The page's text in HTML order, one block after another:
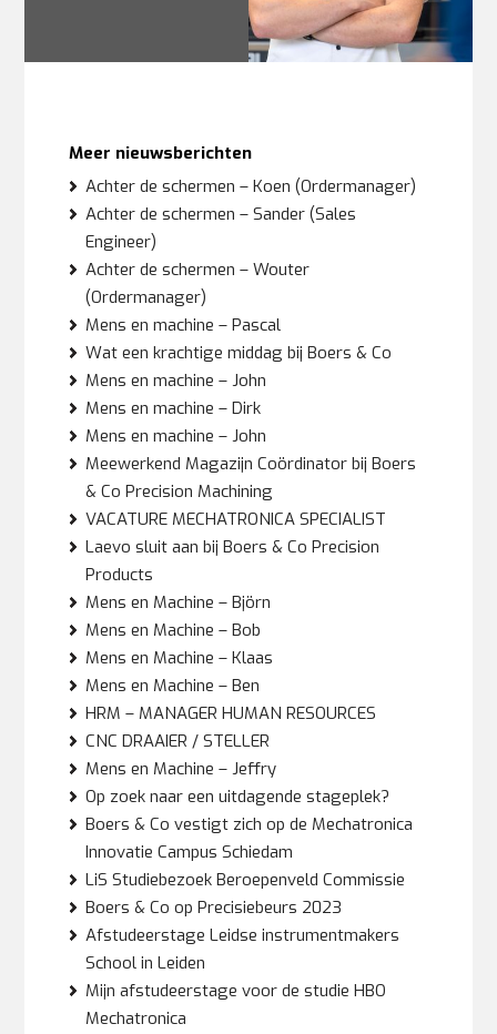
Meer nieuwsberichten
Achter de schermen – Koen (Ordermanager)
Achter de schermen – Sander (Sales
Engineer)
Achter de schermen – Wouter
(Ordermanager)
Mens en machine – Pascal
Wat een krachtige middag bij Boers & Co
Mens en machine – John
Mens en machine – Dirk
Mens en machine – John
Meewerkend Magazijn Coördinator bij Boers
& Co Precision Machining
VACATURE MECHATRONICA SPECIALIST
Laevo sluit aan bij Boers & Co Precision
Products
Mens en Machine – Björn
Mens en Machine – Bob
Mens en Machine – Klaas
Mens en Machine – Ben
HRM – MANAGER HUMAN RESOURCES
CNC DRAAIER / STELLER
Mens en Machine – Jeffry
Op zoek naar een uitdagende stageplek?
Boers & Co vestigt zich op de Mechatronica
Innovatie Campus Schiedam
LiS Studiebezoek Beroepenveld Commissie
Boers & Co op Precisiebeurs 2023
Afstudeerstage Leidse instrumentmakers
School in Leiden
Mijn afstudeerstage voor de studie HBO
Mechatronica